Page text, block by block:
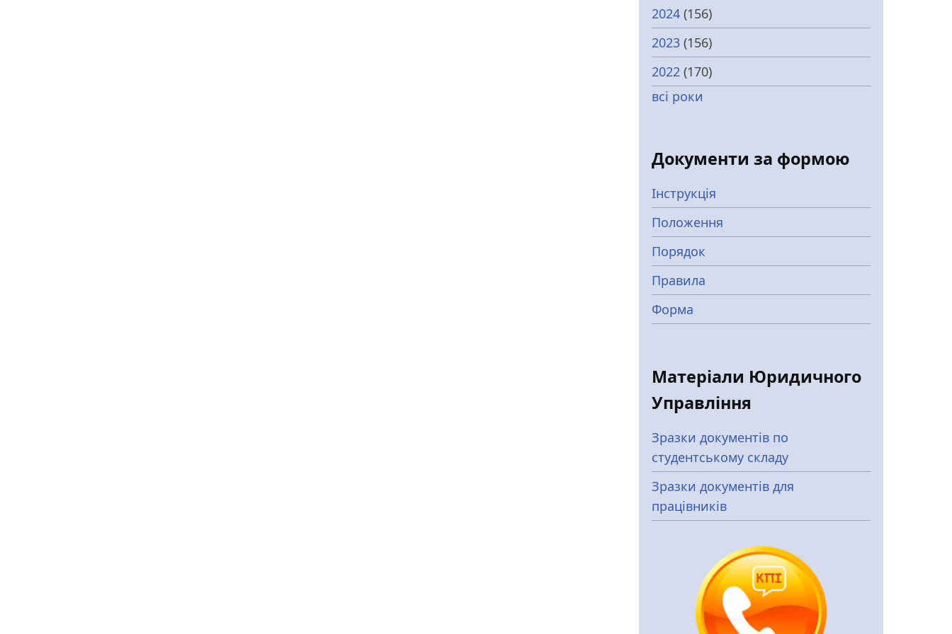
2024 (156)
2023 (156)
2022 (170)
всі роки
Документи за формою
Інструкція
Положення
Порядок
Правила
Форма
Матеріали Юридичного
Управління
Зразки документів по
студентському складу
Зразки документів для
працівників